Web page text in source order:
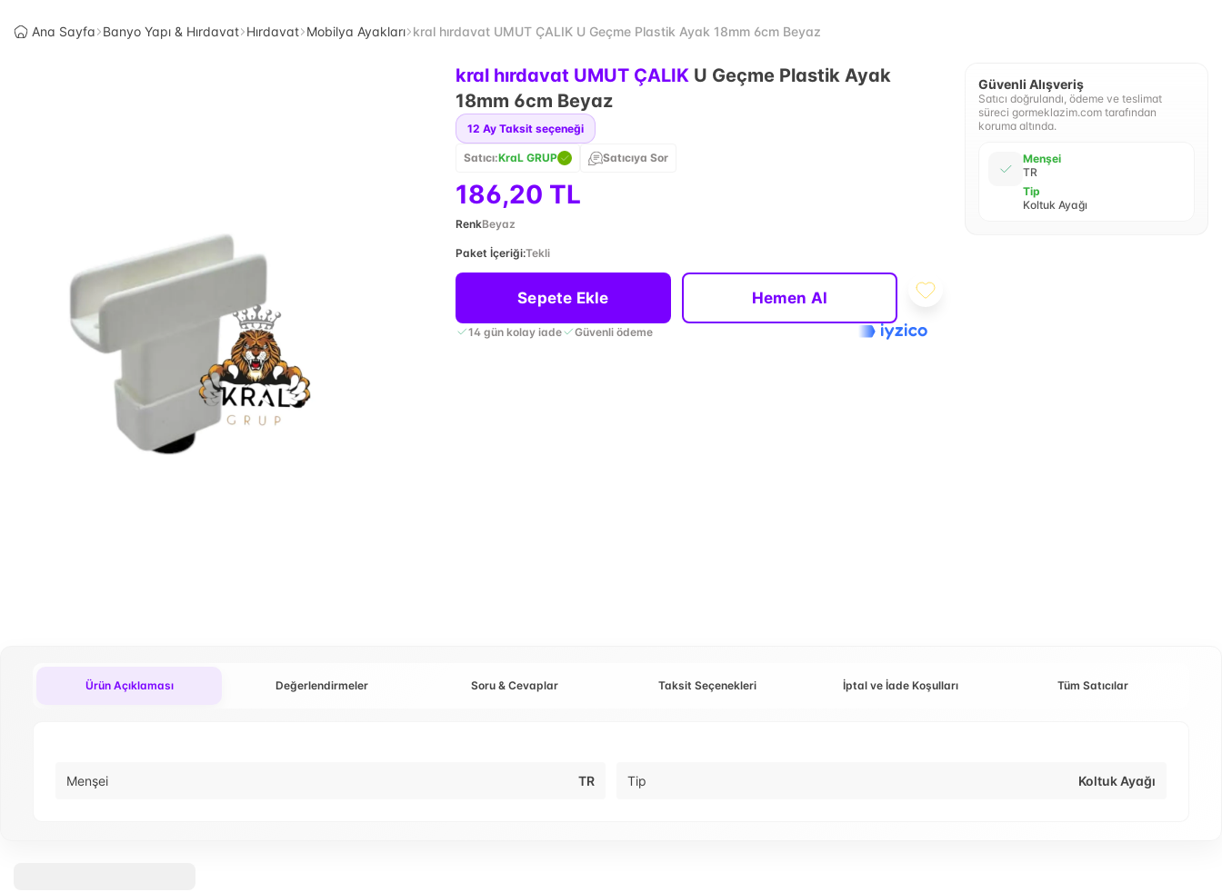
Ana Sayfa Banyo Yapı & Hırdavat Hırdavat Mobilya Ayakları kral hırdavat UMUT ÇALIK U Geçme Plastik Ayak 18mm 6cm Beyaz
kral hırdavat UMUT ÇALIK U Geçme Plastik Ayak
18mm 6cm Beyaz
12 Ay Taksit seçeneği
Satıcı:KraL GRUP Satıcıya Sor
186,20 TL
RenkBeyaz
Paket İçeriği:Tekli
Sepete Ekle Hemen Al
14 gün kolay iade Güvenli ödeme
Güvenli Alışveriş
Satıcı doğrulandı, ödeme ve teslimat
süreci gormeklazim.com tarafından
koruma altında.
Menşei
TR
Tip
Koltuk Ayağı
Ürün Açıklaması Değerlendirmeler Soru & Cevaplar Taksit Seçenekleri İptal ve İade Koşulları Tüm Satıcılar
Menşei TR Tip Koltuk Ayağı